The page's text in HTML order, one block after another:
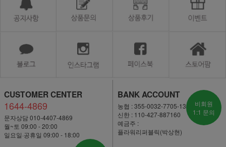
CUSTOMER CENTER
1644-4869
문자상담 010-4407-4869
월~토 09:00 - 20:00
일요일·공휴일 09:00 - 18:00
BANK ACCOUNT
농협 : 355-0032-7705-13
신한 : 110-427-887160
예금주 :
플라워리퍼블릭(박상현)
비회원
1:1 문의